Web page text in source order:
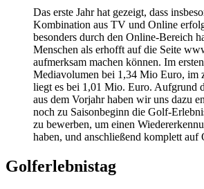
Das erste Jahr hat gezeigt, dass
Kombination aus TV und Online
besonders durch den Online-Bereich
Menschen als erhofft auf die Seite
aufmerksam machen können. Im
Mediavolumen bei 1,34 Mio Euro, im
liegt es bei 1,01 Mio. Euro. Aufgrund
aus dem Vorjahr haben wir uns dazu
noch zu Saisonbeginn die Golf-
zu bewerben, um einen
haben, und anschließend komplett auf
Golferlebnistag